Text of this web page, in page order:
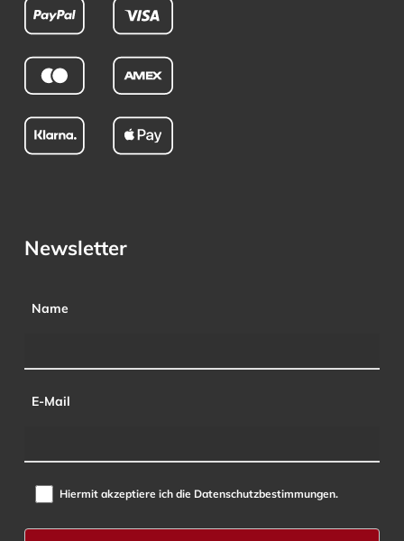
Newsletter
Name
E-Mail
Hiermit akzeptiere ich die Datenschutzbestimmungen.